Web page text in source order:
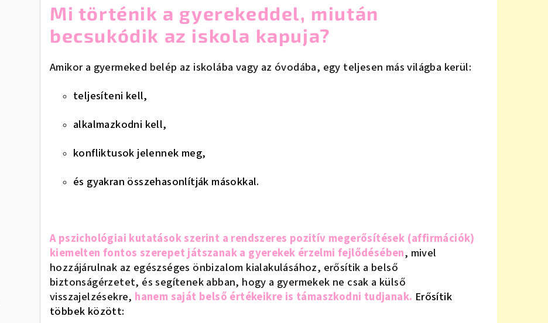
Mi történik a gyerekeddel, miután
becsukódik az iskola kapuja?
Amikor a gyermeked belép az iskolába vagy az óvodába, egy teljesen más világba kerül:
teljesíteni kell,
alkalmazkodni kell,
konfliktusok jelennek meg,
és gyakran összehasonlítják másokkal.
A pszichológiai kutatások szerint a rendszeres pozitív megerősítések (affirmációk)
kiemelten fontos szerepet játszanak a gyerekek érzelmi fejlődésében, mivel
hozzájárulnak az egészséges önbizalom kialakulásához, erősítik a belső
biztonságérzetet, és segítenek abban, hogy a gyermekek ne csak a külső
visszajelzésekre, hanem saját belső értékeikre is támaszkodni tudjanak. Erősítik
többek között: